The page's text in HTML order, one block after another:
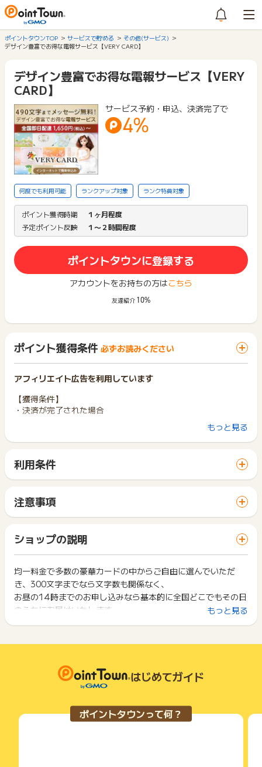
ポイントタウンTOP サービスで貯める
その他(サービス)
デザイン豊富でお得な電報サービス【VERY CARD】
デザイン豊富でお得な電報サービス【VERY
CARD】
サービス予約・申込、決済完了で
4%
何度でも利用可能 ランクアップ対象 ランク特典対象
ポイント獲得時期
１ヶ月程度
予定ポイント反映
１〜２時間程度
ポイントタウンに登録する
アカウントをお持ちの方はこちら
友達紹介 10%
ポイント獲得条件 必ずお読みください
アフィリエイト広告を利用しています
【獲得条件】
・決済が完了された場合
・未入金・返品・注文キャンセル・未受領の場合
・「供花」（http://www.verycard.net/category/condole
nce/flower_gift.html）のご注文の場合
※ポイントに関するお問い合わせは、
ポイントタウンのサポート
までお問い合わせください。ポイントについて、広告主に直接
お問い合わせをした場合、ポイント獲得対象外となる場合がご
もっと見る
利用条件
サイトに移動してからお申し込みやお買い物が完了するまでの
間に、同じブラウザ（※）で他のサイトに移動した場合はポイン
ト獲得ができません。
「 申込をしてポイントGET 」ボタンを押した時とサービス・
お買い物利用時で、デバイス・ブラウザが異なる場合はポイン
ト獲得ができません。
2回以上同じお買い物・サービスをご利用される場合は、毎回
ポイントタウンに戻り、「 申込をしてポイントGET 」ボタン
を押してからご利用ください。
下記の事項に該当する場合、広告主側で対象外とみなし、「獲
得無効」となる可能性があります。
て一度でも同サービス・お買い物を利用されたことがある場合
ご利用前には、Cookieの削除をおこなっていただくことを推奨
サービス・お買い物利用時にお電話など2つ以上の申し込み方
法がある場合、必ずサイト上のWEBフォームからお申し込みく
注意事項
一部のサービスにつきましては、1商品につき10円単位の金額
は切り捨てとなります。
ポイント獲得が1ポイント未満のものは切り捨てとなり、ポイ
ント履歴には記載されません。
原則として広告主側のポイント等を利用して支払われた金額分
につきましては、ポイントタウンのポイント獲得の対象には含
まれません。
広告主が運営しているサービスの都合もしくは会員様の都合で
商品の交換や一部でもキャンセルされた場合、ポイントが無効
各サービス・お買い物の獲得ポイントや獲得条件、キャンペー
れた時点の条件が適用されます。
条件を達成しているかどうかは各広告主ではなく、代理店が行
っているため、広告主はポイントに関する詳細を把握しており
そのため、ポイントタウンのポイントに関するお問い合わせを
広告主様に直接行わないようお願いいたします。
ショップの説明
均一料金で多数の豪華カードの中からご自由に選んでいただ
き、300文字までなら文字数も関係なく、
お昼の14時までのお申し込みなら基本的に全国どこでもその日
のうちにお届けいたします。
もっと見る
はじめてガイド
ポイントタウンって何？